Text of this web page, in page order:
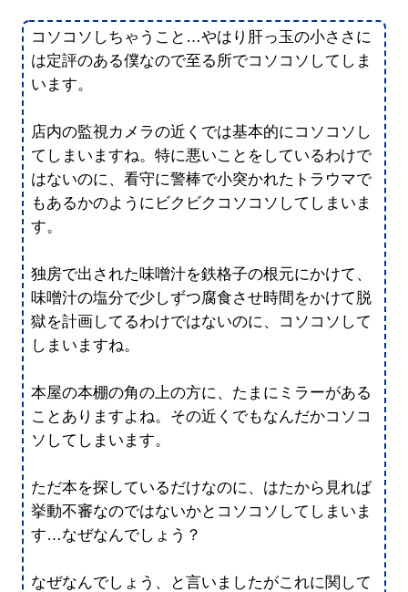
コソコソしちゃうこと…やはり肝っ玉の小ささに
は定評のある僕なので至る所でコソコソしてしま
います。
店内の監視カメラの近くでは基本的にコソコソし
てしまいますね。特に悪いことをしているわけで
はないのに、看守に警棒で小突かれたトラウマで
もあるかのようにビクビクコソコソしてしまいま
す。
独房で出された味噌汁を鉄格子の根元にかけて、
味噌汁の塩分で少しずつ腐食させ時間をかけて脱
獄を計画してるわけではないのに、コソコソして
しまいますね。
本屋の本棚の角の上の方に、たまにミラーがある
ことありますよね。その近くでもなんだかコソコ
ソしてしまいます。
ただ本を探しているだけなのに、はたから見れば
挙動不審なのではないかとコソコソしてしまいま
す…なぜなんでしょう？
なぜなんでしょう、と言いましたがこれに関して